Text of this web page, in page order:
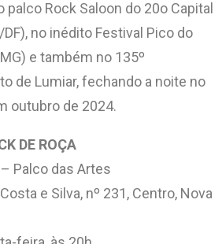
palco Rock Saloon do 20o Capital
no inédito Festival Pico do
e também no 135º
de Lumiar, fechando a noite no
outubro de 2024.
DE ROÇA
Palco das Artes
e Silva, nº 231, Centro, Nova